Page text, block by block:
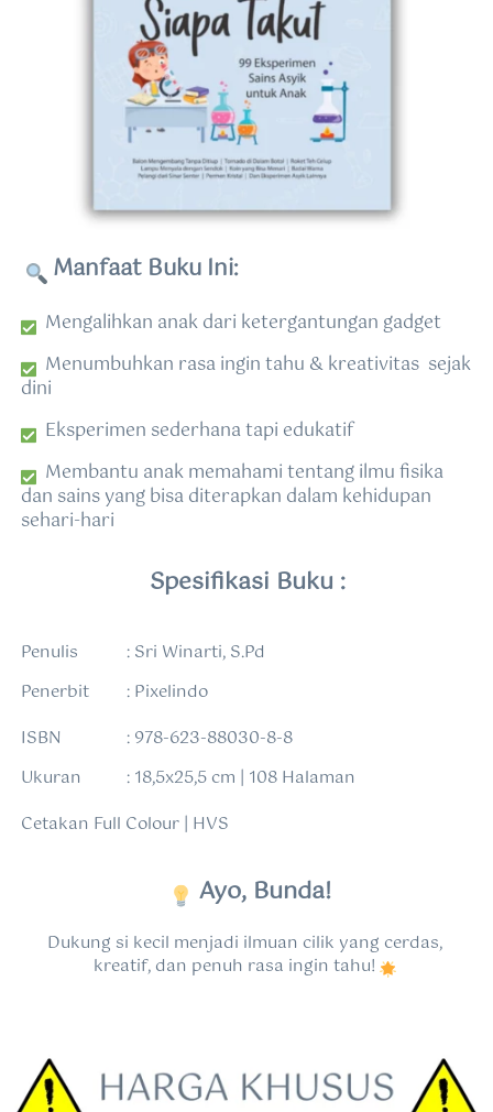
Manfaat Buku Ini:
  Mengalihkan anak dari ketergantungan gadget
  Menumbuhkan rasa ingin tahu & kreativitas
sejak
dini
  Eksperimen sederhana tapi edukatif
dan sains yang bisa diterapkan dalam kehidupan
sehari-hari
Spesifikasi Buku :
Penulis   	: Sri Winarti, S.Pd
Ukuran   	: 18,5x25,5 cm | 108 Halaman
Cetakan Full Colour | HVS
Ayo, Bunda!
Dukung si kecil menjadi ilmuan cilik yang cerdas,
kreatif, dan penuh rasa ingin tahu!